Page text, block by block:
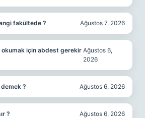
fakültede ? Ağustos 7, 2026
okumak için abdest gerekir Ağustos 6,
2026
? Ağustos 6, 2026
? Ağustos 6, 2026